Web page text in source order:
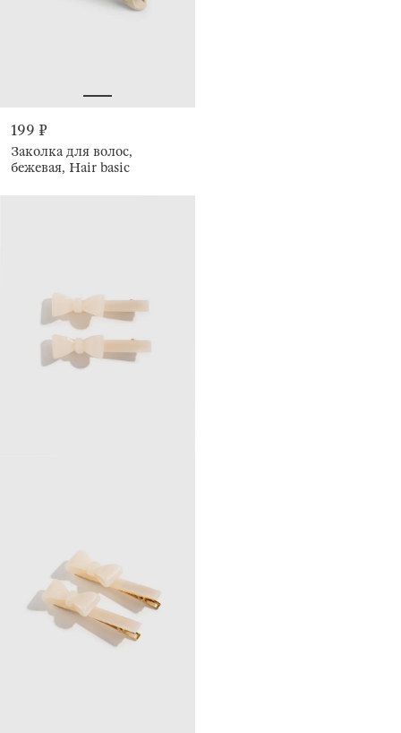
199 ₽
Заколка для волос,
бежевая, Hair basic